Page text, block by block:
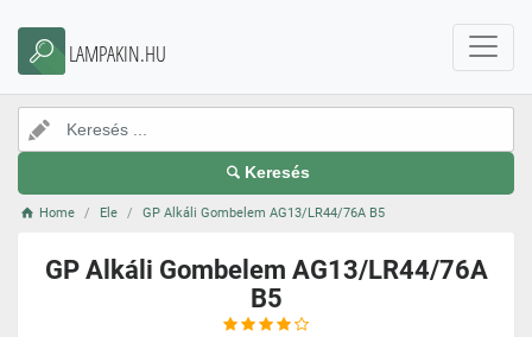
LAMPAKIN.HU
Keresés
Home Ele GP Alkáli Gombelem AG13/LR44/76A B5
GP Alkáli Gombelem AG13/LR44/76A
B5